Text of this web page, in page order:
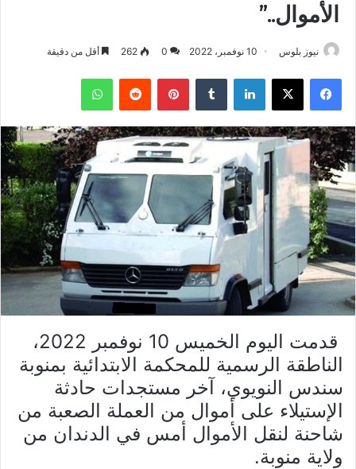
الأموال..”
نيوز بلوس 10 نوفمبر، 2022 0
262 أقل من دقيقة
فيسبوك X لينكدإن بينتيريست واتساب
قدمت اليوم الخميس 10 نوفمبر 2022،
الناطقة الرسمية للمحكمة الابتدائية بمنوبة
سندس النويوي، آخر مستجدات حادثة
الإستيلاء على أموال من العملة الصعبة من
شاحنة لنقل الأموال أمس في الدندان من
ولاية منوبة.